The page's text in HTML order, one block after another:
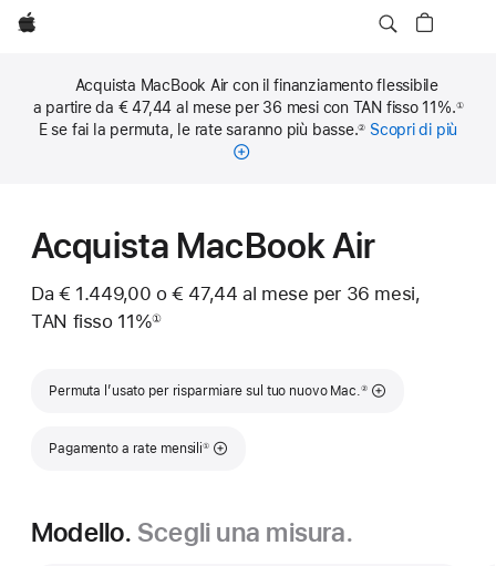
Apple
Acquista MacBook Air con il finanziamento flessibile
a partire da € 47,44 al mese per 36 mesi con TAN fisso 11%.①
E se fai la permuta, le rate saranno più basse.② Scopri di più
Acquista MacBook Air
Da € 1.449,00 o € 47,44 al mese per 36 mesi,
TAN fisso 11%①
Permuta l’usato per risparmiare sul tuo nuovo Mac.
Nota
②
Pagamento a rate mensili
Nota
①
Modello. Scegli una misura.